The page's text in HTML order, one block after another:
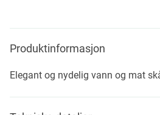
Produktinformasjon
Elegant og nydelig vann og mat